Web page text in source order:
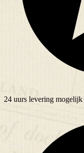
24 uurs levering mogelijk